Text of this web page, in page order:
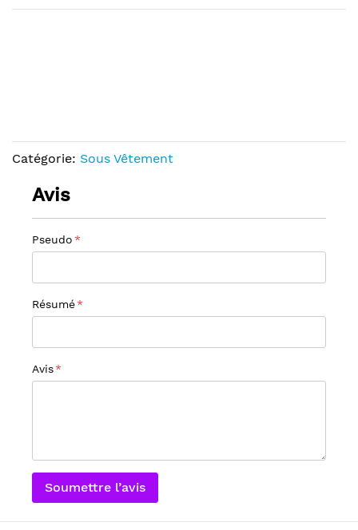
Catégorie: Sous Vêtement
Avis
Pseudo
Résumé
Avis
Soumettre l’avis